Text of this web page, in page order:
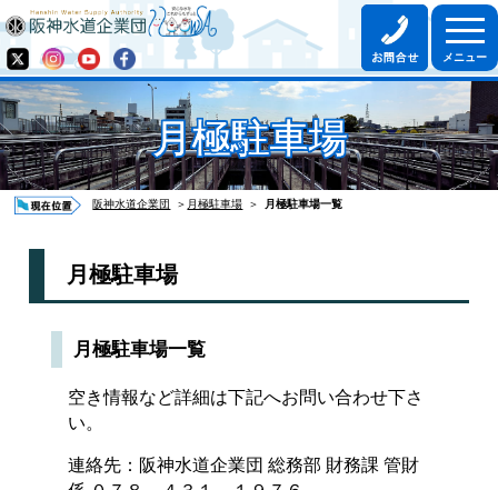
月極駐車場
阪神水道企業団 ＞ 月極駐車場 ＞ 月極駐車場一覧
月極駐車場
月極駐車場一覧
空き情報など詳細は下記へお問い合わせ下さ
い。
連絡先：阪神水道企業団 総務部 財務課 管財